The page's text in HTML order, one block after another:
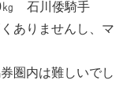
石川倭騎手
ありませんし、マ
圏内は難しいでし